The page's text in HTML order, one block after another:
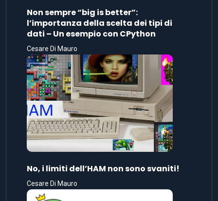
Non sempre “big is better”:
l’importanza della scelta dei tipi di
dati – Un esempio con CPython
Cesare Di Mauro
No, i limiti dell’HAM non sono svaniti!
Cesare Di Mauro